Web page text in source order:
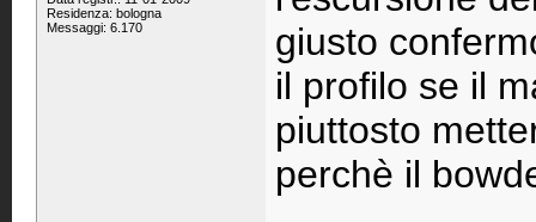
Residenza: bologna
Messaggi: 6.170
giusto
il profilo se il
piuttosto
perchè il